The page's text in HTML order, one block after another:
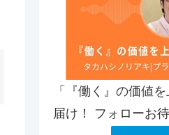
「『働く』の価値
届け！ フォローお